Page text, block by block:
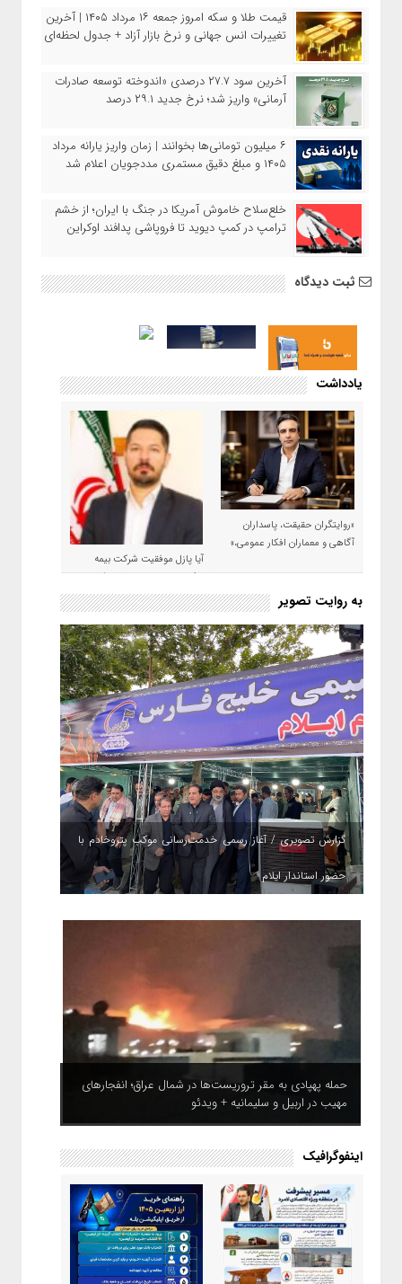
قیمت طلا و سکه امروز جمعه ۱۶ مرداد ۱۴۰۵ | آخرین
تغییرات انس جهانی و نرخ بازار آزاد + جدول لحظه‌ای
آخرین سود ۲۷.۷ درصدی «اندوخته توسعه صادرات
آرمانی» واریز شد؛ نرخ جدید ۲۹.۱ درصد
۶ میلیون تومانی‌ها بخوانند | زمان واریز یارانه مرداد
۱۴۰۵ و مبلغ دقیق مستمری مددجویان اعلام شد
خلع‌سلاح خاموش آمریکا در جنگ با ایران؛ از خشم
ترامپ در کمپ دیوید تا فروپاشی پدافند اوکراین
ثبت دیدگاه
یادداشت
«روایتگران حقیقت، پاسداران
آگاهی و معماران افکار عمومی،»
آیا پازل موفقیت شرکت بیمه
حکمت صبا در سال ۱۴۰۵ کامل می
شود؟!
به روایت تصویر
گزارش تصویری / آغاز رسمی خدمت‌رسانی موکب پتروخادم با
حضور استاندار ایلام
حمله پهپادی به مقر تروریست‌ها در شمال عراق؛ انفجارهای
مهیب در اربیل و سلیمانیه + ویدئو
اینفوگرافیک